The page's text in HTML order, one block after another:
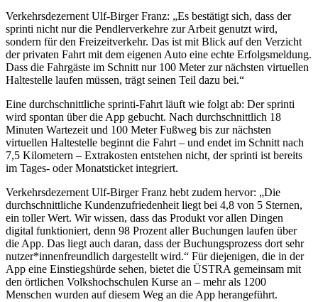
Verkehrsdezernent Ulf-Birger Franz: „Es bestätigt sich, dass der
sprinti nicht nur die Pendlerverkehre zur Arbeit genutzt wird,
sondern für den Freizeitverkehr. Das ist mit Blick auf den Verzicht
der privaten Fahrt mit dem eigenen Auto eine echte Erfolgsmeldung.
Dass die Fahrgäste im Schnitt nur 100 Meter zur nächsten virtuellen
Haltestelle laufen müssen, trägt seinen Teil dazu bei.“
Eine durchschnittliche sprinti-Fahrt läuft wie folgt ab: Der sprinti
wird spontan über die App gebucht. Nach durchschnittlich 18
Minuten Wartezeit und 100 Meter Fußweg bis zur nächsten
virtuellen Haltestelle beginnt die Fahrt – und endet im Schnitt nach
7,5 Kilometern – Extrakosten entstehen nicht, der sprinti ist bereits
im Tages- oder Monatsticket integriert.
Verkehrsdezernent Ulf-Birger Franz hebt zudem hervor: „Die
durchschnittliche Kundenzufriedenheit liegt bei 4,8 von 5 Sternen,
ein toller Wert. Wir wissen, dass das Produkt vor allen Dingen
digital funktioniert, denn 98 Prozent aller Buchungen laufen über
die App. Das liegt auch daran, dass der Buchungsprozess dort sehr
nutzer*innenfreundlich dargestellt wird.“ Für diejenigen, die in der
App eine Einstiegshürde sehen, bietet die ÜSTRA gemeinsam mit
den örtlichen Volkshochschulen Kurse an – mehr als 1200
Menschen wurden auf diesem Weg an die App herangeführt.